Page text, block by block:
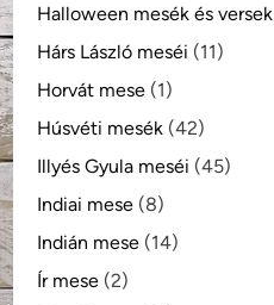
Halloween mesék és versek
Hárs László meséi (11)
Horvát mese (1)
Húsvéti mesék (42)
Illyés Gyula meséi (45)
Indiai mese (8)
Indián mese (14)
Ír mese (2)